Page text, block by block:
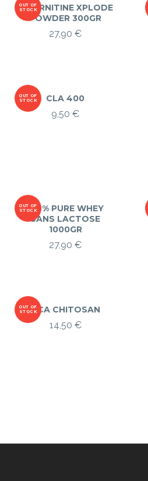
OUT OF
STOCK
L-CARNITINE XPLODE
POWDER 300GR
27,90 €
OUT OF
STOCK
CLA 400
9,50 €
OUT OF
STOCK
100% PURE WHEY
SANS LACTOSE
1000GR
27,90 €
OUT OF
STOCKHCA CHITOSAN
14,50 €